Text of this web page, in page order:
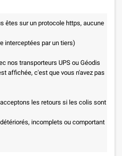
êtes sur un protocole https, aucune
interceptées par un tiers)
nos transporteurs UPS ou Géodis
affichée, c'est que vous n'avez pas
les retours si les colis sont
incomplets ou comportant